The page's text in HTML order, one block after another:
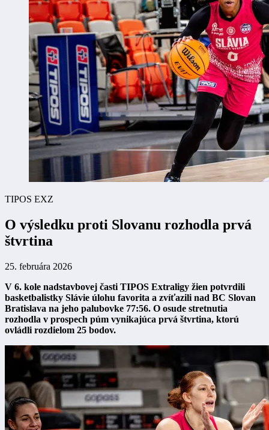
TIPOS EXZ
O výsledku proti Slovanu rozhodla prvá
štvrtina
25. februára 2026
V 6. kole nadstavbovej časti TIPOS Extraligy žien potvrdili
basketbalistky Slávie úlohu favorita a zvíťazili nad BC Slovan
Bratislava na jeho palubovke 77:56. O osude stretnutia
rozhodla v prospech púm vynikajúca prvá štvrtina, ktorú
ovládli rozdielom 25 bodov.